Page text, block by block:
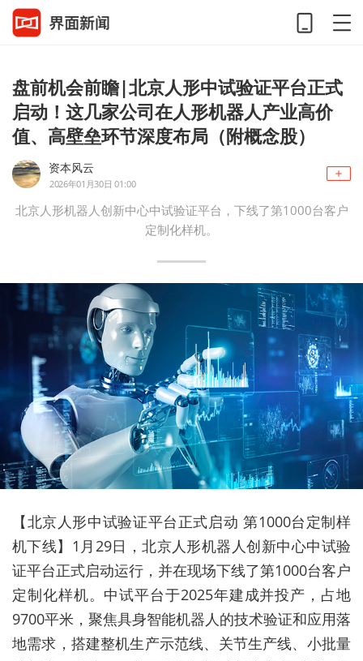
盘前机会前瞻|北京人形中试验证平台正式
启动！这几家公司在人形机器人产业高价
值、高壁垒环节深度布局（附概念股）
资本风云
2026年01月30日 01:00
北京人形机器人创新中心中试验证平台，下线了第1000台客户
定制化样机。
【北京人形中试验证平台正式启动 第1000台定制样
机下线】1月29日，北京人形机器人创新中心中试验
证平台正式启动运行，并在现场下线了第1000台客户
定制化样机。中试平台于2025年建成并投产，占地
9700平米，聚焦具身智能机器人的技术验证和应用落
地需求，搭建整机生产示范线、关节生产线、小批量